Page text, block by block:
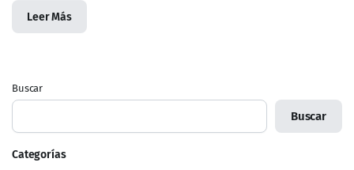
Leer Más
Buscar
Buscar
Categorías